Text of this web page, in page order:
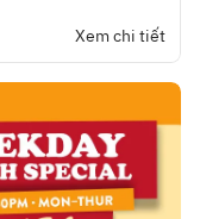
Xem chi tiết